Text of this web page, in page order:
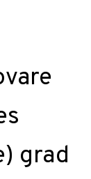
grad